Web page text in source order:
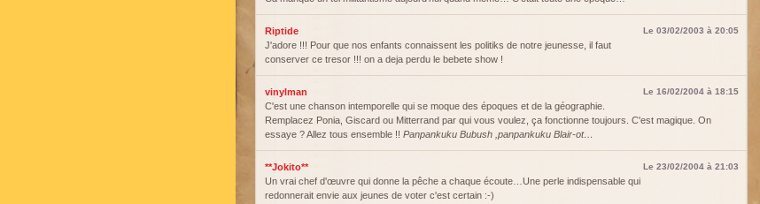
Riptide Le 03/02/2003 à 20:05
J'adore !!! Pour que nos enfants connaissent les politiks de notre jeunesse, il faut
conserver ce tresor !!! on a deja perdu le bebete show !
vinylman Le 16/02/2004 à 18:15
C'est une chanson intemporelle qui se moque des époques et de la géographie.
Remplacez Ponia, Giscard ou Mitterrand par qui vous voulez, ça fonctionne toujours. C'est magique. On
essaye ? Allez tous ensemble !! Panpankuku Bubush ,panpankuku Blair-ot…
**Jokito** Le 23/02/2004 à 21:03
Un vrai chef d'œuvre qui donne la pêche a chaque écoute…Une perle indispensable qui
redonnerait envie aux jeunes de voter c'est certain :-)